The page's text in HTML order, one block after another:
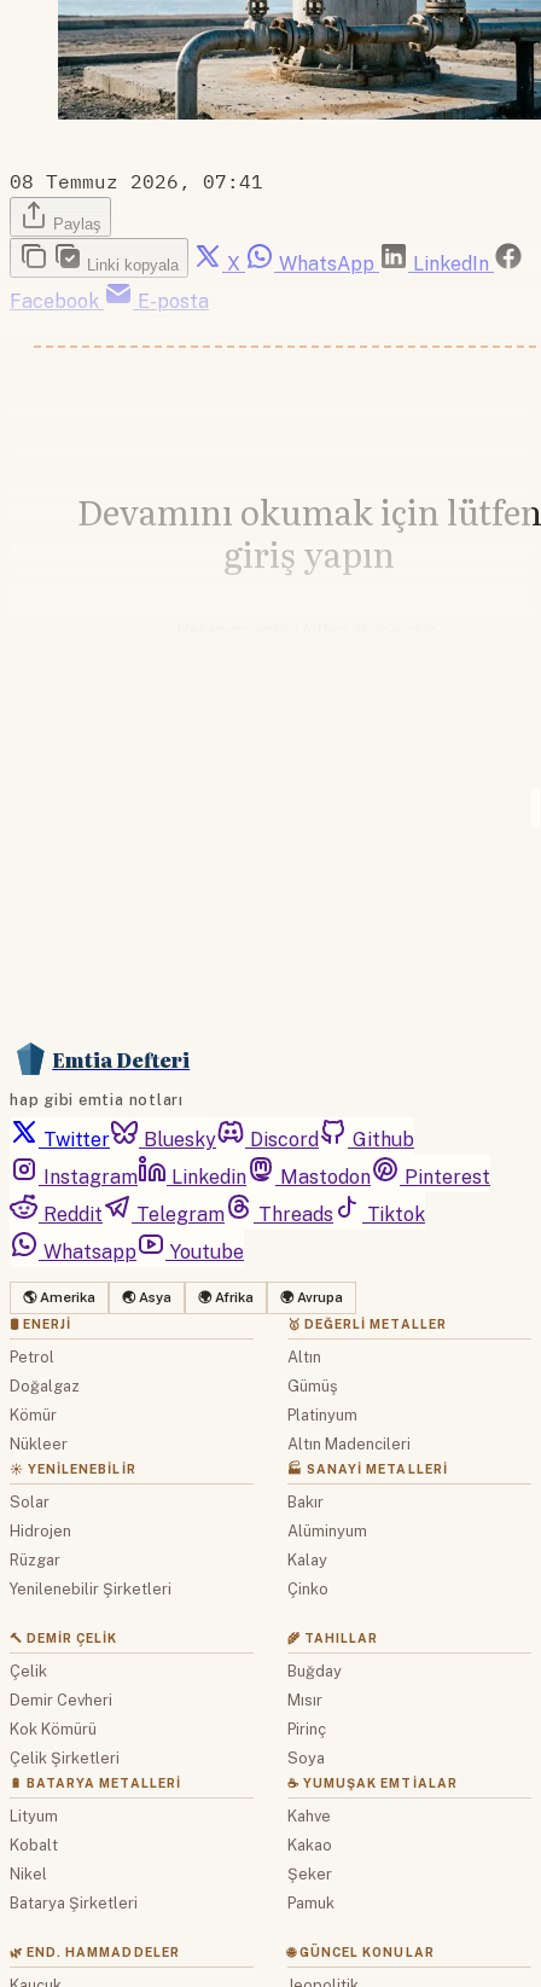
08 Temmuz 2026, 07:41
Paylaş
Linki kopyala X WhatsApp
LinkedIn
Facebook
E-posta
Devamını okumak için lütfen
giriş yapın
Emtia Defteri
hap gibi emtia notları
Twitter Bluesky Discord
Github
Instagram
Linkedin Mastodon
Pinterest
Reddit
Telegram Threads
Tiktok
Whatsapp
Youtube
🌎 Amerika 🌏 Asya 🌍 Afrika 🌍 Avrupa
🛢 ENERJI
Petrol
Doğalgaz
Kömür
Nükleer
☀️ YENILENEBILIR
Solar
Hidrojen
Rüzgar
Yenilenebilir Şirketleri
🥇 DEĞERLI METALLER
Altın
Gümüş
Platinyum
Altın Madencileri
🏭 SANAYI METALLERI
Bakır
Alüminyum
Kalay
Çinko
🔨 DEMIR ÇELIK
Çelik
Demir Cevheri
Kok Kömürü
Çelik Şirketleri
🔋 BATARYA METALLERI
Lityum
Kobalt
Nikel
Batarya Şirketleri
🌾 TAHILLAR
Buğday
Mısır
Pirinç
Soya
☕ YUMUŞAK EMTIALAR
Kahve
Kakao
Şeker
Pamuk
🌿 END. HAMMADDELER 🌐 GÜNCEL KONULAR